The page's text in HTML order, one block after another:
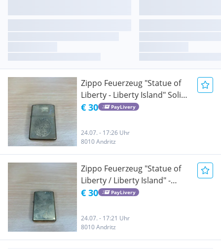
Zippo Feuerzeug "Statue of
Liberty - Liberty Island" Solid
Brass USA
€ 30 PayLivery
24.07. - 17:26 Uhr
8010 Andritz
Zippo Feuerzeug "Statue of
Liberty / Liberty Island" -
Solid Brass (1995)
€ 30 PayLivery
24.07. - 17:21 Uhr
8010 Andritz